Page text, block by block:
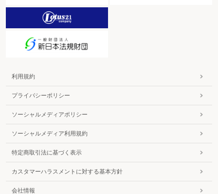
利用規約
プライバシーポリシー
ソーシャルメディアポリシー
ソーシャルメディア利用規約
特定商取引法に基づく表示
カスタマーハラスメントに対する基本方針
会社情報